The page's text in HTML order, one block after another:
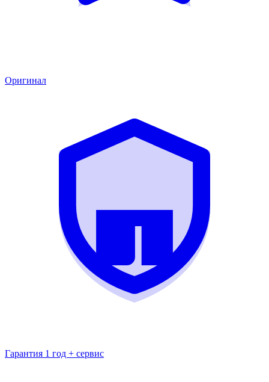
Оригинал
Гарантия 1 год + сервис